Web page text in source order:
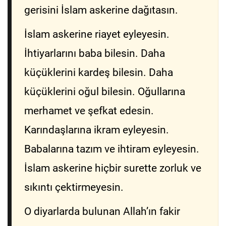
gerisini İslam askerine dağıtasın.
İslam askerine riayet eyleyesin.
İhtiyarlarını baba bilesin. Daha
küçüklerini kardeş bilesin. Daha
küçüklerini oğul bilesin. Oğullarına
merhamet ve şefkat edesin.
Karındaşlarına ikram eyleyesin.
Babalarına tazım ve ihtiram eyleyesin.
İslam askerine hiçbir surette zorluk ve
sıkıntı çektirmeyesin.
O diyarlarda bulunan Allah’ın fakir